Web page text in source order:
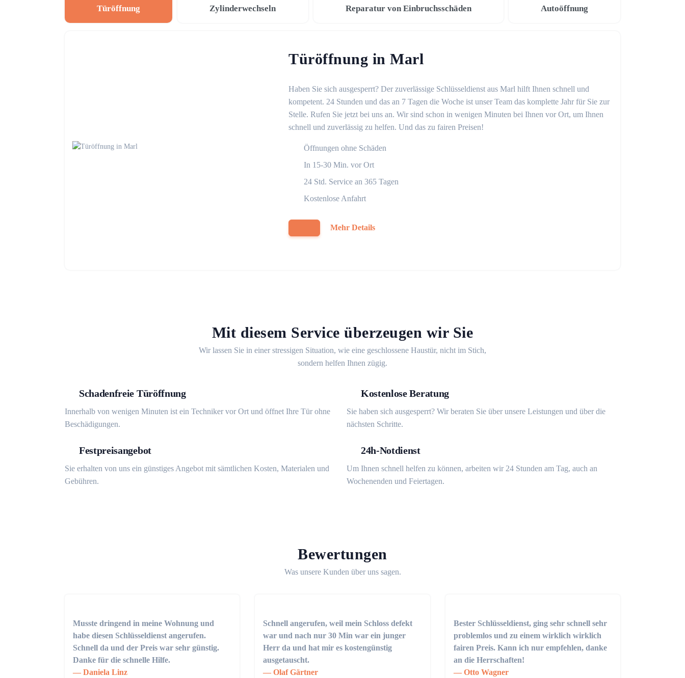
Türöffnung Zylinderwechseln Reparatur von Einbruchsschäden Autoöffnung
Türöffnung in Marl
Haben Sie sich ausgesperrt? Der zuverlässige Schlüsseldienst aus Marl hilft Ihnen schnell und
kompetent. 24 Stunden und das an 7 Tagen die Woche ist unser Team das komplette Jahr für Sie zur
Stelle. Rufen Sie jetzt bei uns an. Wir sind schon in wenigen Minuten bei Ihnen vor Ort, um Ihnen
schnell und zuverlässig zu helfen. Und das zu fairen Preisen!
Öffnungen ohne Schäden
In 15-30 Min. vor Ort
24 Std. Service an 365 Tagen
Kostenlose Anfahrt
Mehr Details
Mit diesem Service überzeugen wir Sie
Wir lassen Sie in einer stressigen Situation, wie eine geschlossene Haustür, nicht im Stich,
sondern helfen Ihnen zügig.
Schadenfreie Türöffnung
Innerhalb von wenigen Minuten ist ein Techniker vor Ort und öffnet Ihre Tür ohne
Beschädigungen.
Kostenlose Beratung
Sie haben sich ausgesperrt? Wir beraten Sie über unsere Leistungen und über die
nächsten Schritte.
Festpreisangebot
Sie erhalten von uns ein günstiges Angebot mit sämtlichen Kosten, Materialen und
Gebühren.
24h-Notdienst
Um Ihnen schnell helfen zu können, arbeiten wir 24 Stunden am Tag, auch an
Wochenenden und Feiertagen.
Bewertungen
Was unsere Kunden über uns sagen.
Musste dringend in meine Wohnung und
habe diesen Schlüsseldienst angerufen.
Schnell da und der Preis war sehr günstig.
Danke für die schnelle Hilfe.
Daniela Linz
Schnell angerufen, weil mein Schloss defekt
war und nach nur 30 Min war ein junger
Herr da und hat mir es kostengünstig
ausgetauscht.
Olaf Gärtner
Bester Schlüsseldienst, ging sehr schnell sehr
problemlos und zu einem wirklich wirklich
fairen Preis. Kann ich nur empfehlen, danke
an die Herrschaften!
Otto Wagner